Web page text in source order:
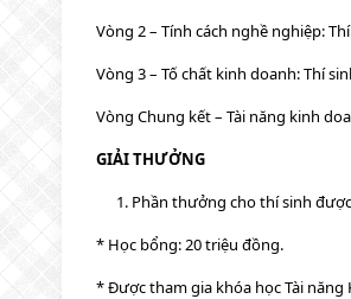
Vòng 2 – Tính cách nghề nghiệp:
Vòng 3 – Tố chất kinh doanh: Thí
Vòng Chung kết – Tài năng kinh
GIẢI THƯỞNG
Phần thưởng cho thí sinh
* Học bổng: 20 triệu đồng.
* Được tham gia khóa học Tài